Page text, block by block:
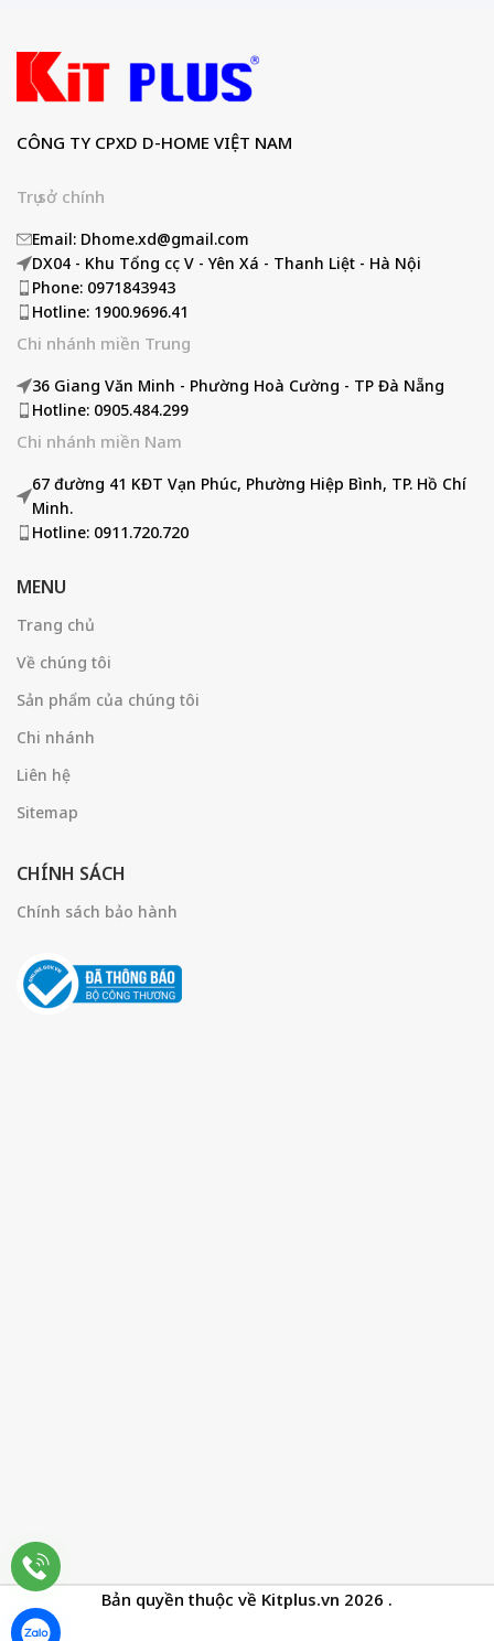
CÔNG TY CPXD D-HOME VIỆT NAM
Trụ sở chính
Email: Dhome.xd@gmail.com
DX04 - Khu Tổng cục V - Yên Xá - Thanh Liệt - Hà Nội
Phone: 0971843943
Hotline: 1900.9696.41
Chi nhánh miền Trung
36 Giang Văn Minh - Phường Hoà Cường - TP Đà Nẵng
Hotline: 0905.484.299
Chi nhánh miền Nam
67 đường 41 KĐT Vạn Phúc, Phường Hiệp Bình, TP. Hồ Chí
Minh.
Hotline: 0911.720.720
MENU
Trang chủ
Về chúng tôi
Sản phẩm của chúng tôi
Chi nhánh
Liên hệ
Sitemap
CHÍNH SÁCH
Chính sách bảo hành
Bản quyền thuộc về Kitplus.vn 2026 .